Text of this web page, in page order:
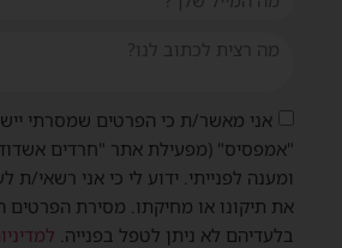
אני מאשר/ת כי הפרטים שמסרתי
"אמפסיס" (מפעילת אתר "חרדים אשדוד")
ומענה לפנייתי. ידוע לי כי אני רשאי/ת
את תיקונו או מחיקתו. מסירת הפרטים
בלעדיהם לא ניתן לטפל בפנייה.למדיניות